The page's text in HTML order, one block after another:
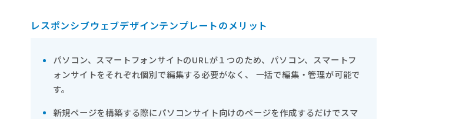
レスポンシブウェブデザインテンプレートのメリット
パソコン、スマートフォンサイトのURLが１つのため、パソコン、スマートフ
ォンサイトをそれぞれ個別で編集する必要がなく、 一括で編集・管理が可能で
す。
新規ページを構築する際にパソコンサイト向けのページを作成するだけでスマ